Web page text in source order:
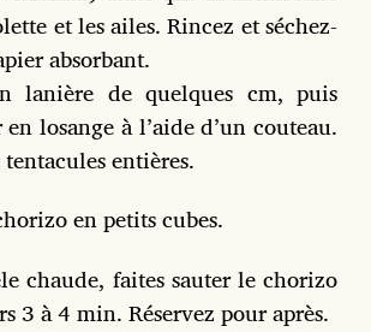
et les ailes. Rincez et séchez-
absorbant.
lanière de quelques cm, puis
losange à l’aide d’un couteau.
entières.
en petits cubes.
chaude, faites sauter le chorizo
3 à 4 min. Réservez pour après.